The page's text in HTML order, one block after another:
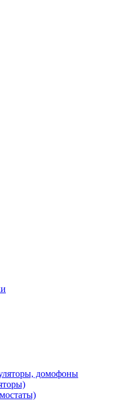
домофоны